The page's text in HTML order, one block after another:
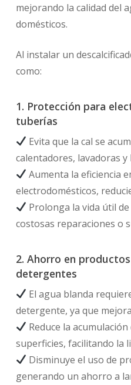
mejorando la calidad del
domésticos.
Al instalar un
como:
1. Protección para
tuberías
Evita que la cal se
calentadores, lavadoras y
Aumenta la eficiencia
electrodomésticos,
Prolonga la vida útil
costosas reparaciones o
2. Ahorro en
detergentes
El agua blanda
detergente, ya que
Reduce la
superficies, facilitando la
Disminuye el uso de
generando un ahorro a